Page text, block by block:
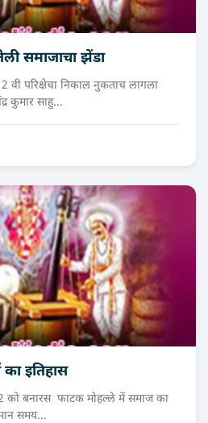
समाजाचा झेंडा
वी परिक्षेचा निकाल नुकताच लागला
कुमार साहु...
इतिहास
को बनारस फाटक मोहल्ले में समाज का
समय...